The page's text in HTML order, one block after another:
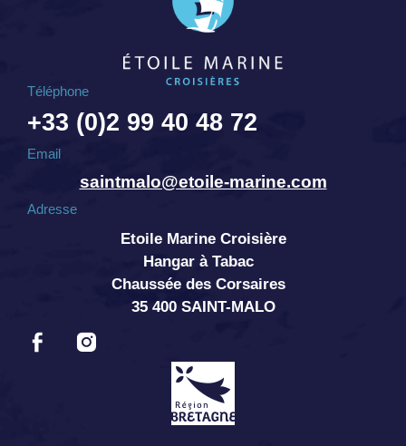
Téléphone
+33 (0)2 99 40 48 72
Email
saintmalo@etoile-marine.com
Adresse
Etoile Marine Croisière
Hangar à Tabac
Chaussée des Corsaires
35 400 SAINT-MALO